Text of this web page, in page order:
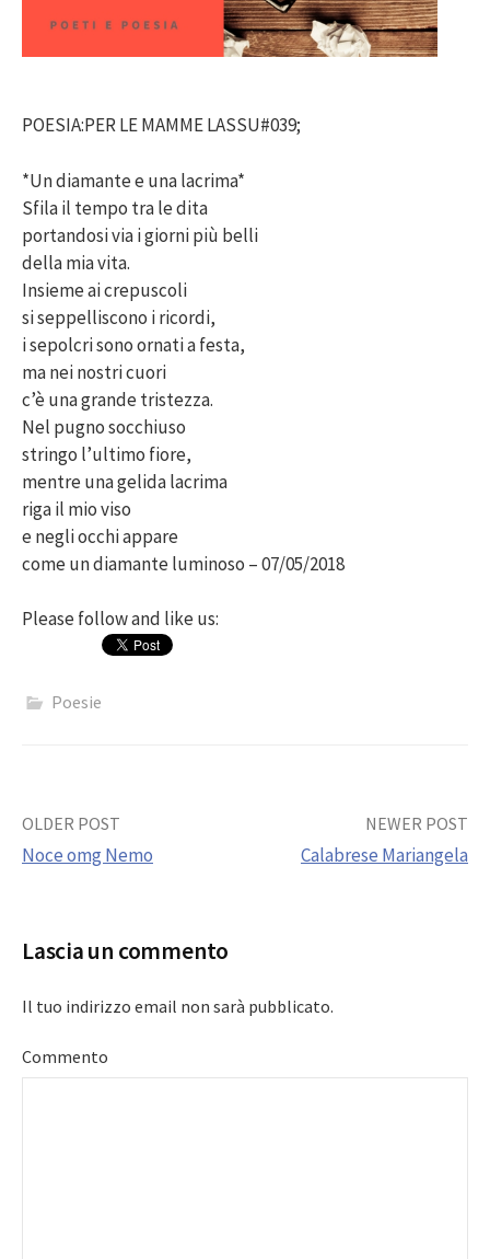
POESIA:PER LE MAMME LASSU#039;
*Un diamante e una lacrima*
Sfila il tempo tra le dita
portandosi via i giorni più belli
della mia vita.
Insieme ai crepuscoli
si seppelliscono i ricordi,
i sepolcri sono ornati a festa,
ma nei nostri cuori
c’è una grande tristezza.
Nel pugno socchiuso
stringo l’ultimo fiore,
mentre una gelida lacrima
riga il mio viso
e negli occhi appare
come un diamante luminoso – 07/05/2018
Please follow and like us:
Poesie
Post
OLDER POST
Noce omg Nemo
NEWER POST
Calabrese Mariangela
Lascia un commento
Il tuo indirizzo email non sarà pubblicato.
Commento